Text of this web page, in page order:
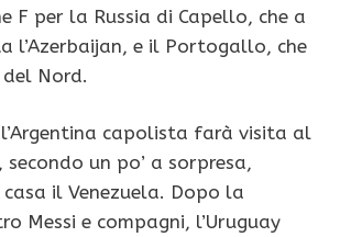
F per la Russia di Capello, che a
l’Azerbaijan, e il Portogallo, che
Nord.
l’Argentina capolista farà visita al
secondo un po’ a sorpresa,
il Venezuela. Dopo la
Messi e compagni, l’Uruguay